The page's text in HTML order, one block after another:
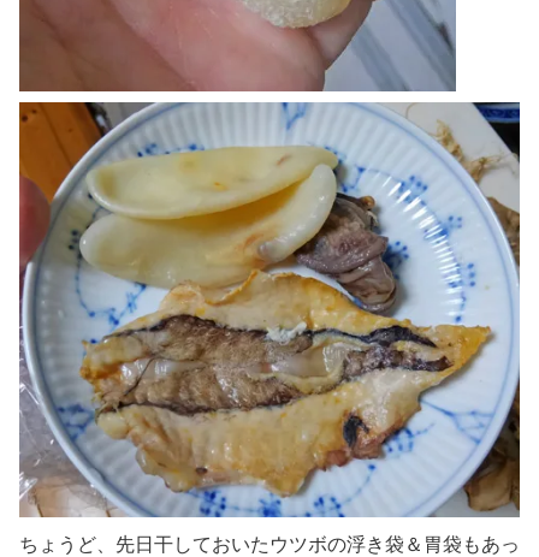
ちょうど、先日干しておいたウツボの浮き袋＆胃袋もあっ